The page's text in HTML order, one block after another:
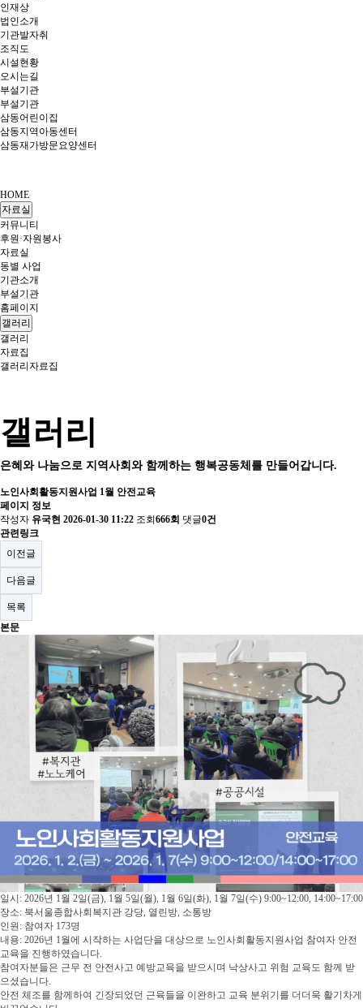
인재상
법인소개
기관발자취
조직도
시설현황
오시는길
부설기관
부설기관
삼동어린이집
삼동지역아동센터
삼동재가방문요양센터
HOME
자료실
커뮤니티
후원·자원봉사
자료실
동별 사업
기관소개
부설기관
홈페이지
갤러리
갤러리
자료집
갤러리 자료집
갤러리
은혜와 나눔으로 지역사회와 함께하는 행복공동체를 만들어갑니다.
노인사회활동지원사업 1월 안전교육
페이지 정보
작성자 유국현 2026-01-30 11:22 조회 666회 댓글0건
관련링크
이전글
다음글
목록
본문
일시: 2026년 1월 2일(금), 1월 5일(월), 1월 6일(화), 1월 7일(수) 9:00~12:00, 14:00~17:00
장소: 북서울종합사회복지관 강당, 열린방, 소통방
인원: 참여자 173명
내용: 2026년 1월에 시작하는 사업단을 대상으로 노인사회활동지원사업 참여자 안전
교육을 진행하였습니다.
참여자분들은 근무 전 안전사고 예방교육을 받으시며 낙상사고 위험 교육도 함께 받
으셨습니다.
안전 체조를 함께하여 긴장되었던 근육들을 이완하고 교육 분위기를 더더욱 활기차게